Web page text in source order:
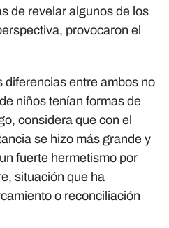
de revelar algunos de los
provocaron el
diferencias entre ambos no
niños tenían formas de
considera que con el
se hizo más grande y
fuerte hermetismo por
situación que ha
o reconciliación